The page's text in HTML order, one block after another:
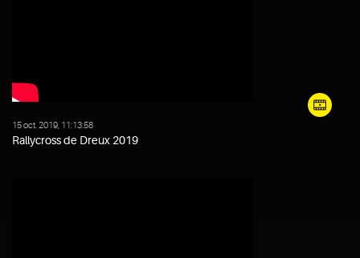
15 oct. 2019, 11:13:58
Rallycross de Dreux 2019